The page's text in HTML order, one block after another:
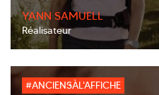
YANN SAMUELL
Réalisateur
#ANCIENSÀL'AFFICHE